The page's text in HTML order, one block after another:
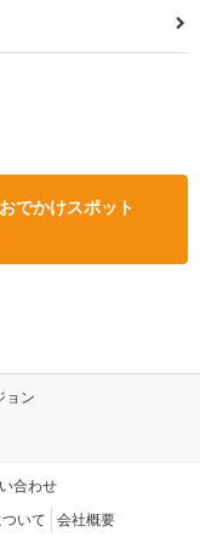
でかけスポット
ョン
合わせ
いて 会社概要